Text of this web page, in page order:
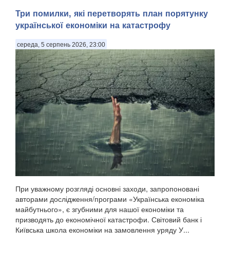
Три помилки, які перетворять план порятунку
української економіки на катастрофу
середа, 5 серпень 2026, 23:00
При уважному розгляді основні заходи, запропоновані
авторами дослідження/програми «Українська економіка
майбутнього», є згубними для нашої економіки та
призводять до економічної катастрофи. Світовий банк і
Київська школа економіки на замовлення уряду У...